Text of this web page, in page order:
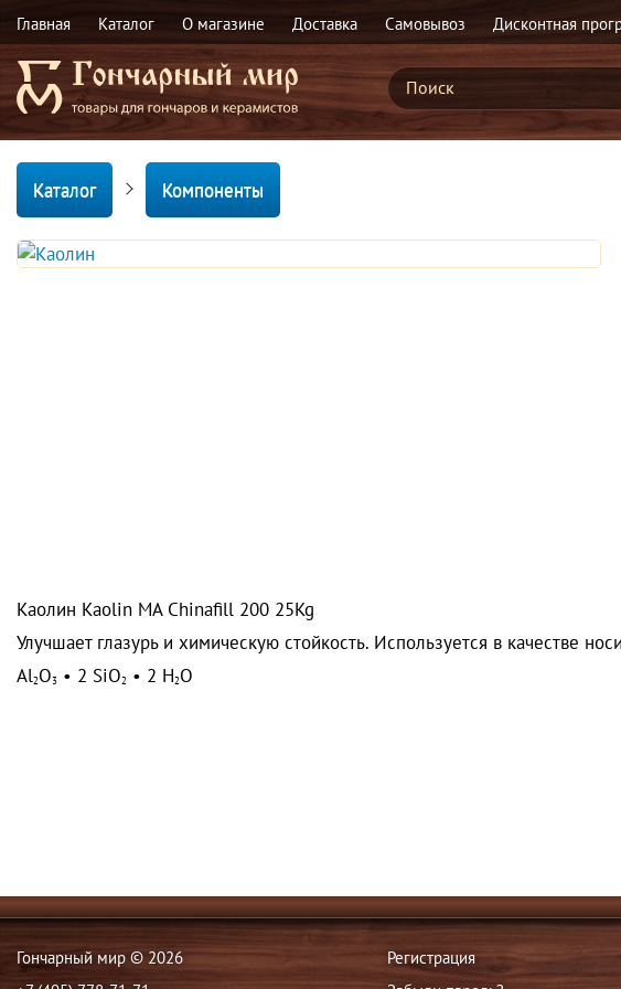
Главная Каталог О магазине Доставка Самовывоз Дисконтная
Каталог Компоненты
Каолин Kaolin MA Chinafill 200 25Kg
Улучшает глазурь и химическую стойкость. Используется в качестве
Al2O3 • 2 SiO2 • 2 H2O
Гончарный мир © 2026
Регистрация